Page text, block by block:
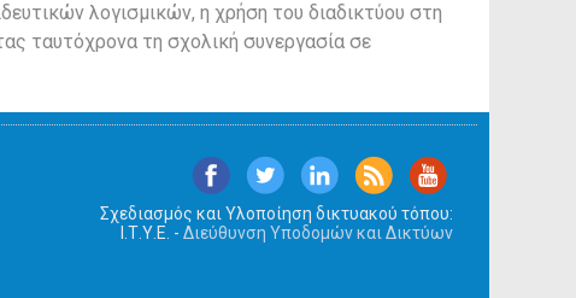
λογισμικών, η χρήση του διαδικτύου στη
ταυτόχρονα τη σχολική συνεργασία σε
Σχεδιασμός και Υλοποίηση δικτυακού τόπου:
Ι.Τ.Υ.Ε. - Διεύθυνση Υποδομών και Δικτύων